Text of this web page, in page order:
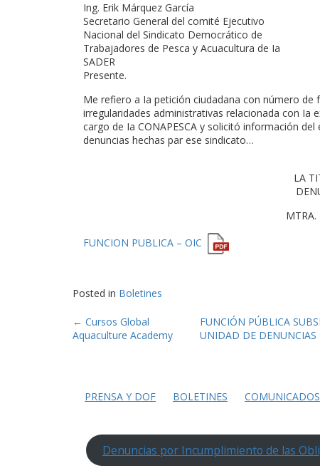
Ing. Erik Márquez García
Secretario General del comité Ejecutivo
Nacional del Sindicato Democrático de
Trabajadores de Pesca y Acuacultura de Ia
SADER
Presente.
Me refiero a Ia petición ciudadana con número
irregularidades administrativas relacionada con Ia
cargo de Ia CONAPESCA y solicitó información
denuncias hechas par ese sindicato…
LA
MTRA.
FUNCION PUBLICA – OIC
Posted in Boletines
Post
navigation
← Cursos Global
Aquaculture Academy
FUNCIÓN PÚBLICA
UNIDAD DE DENUNCIAS
PRENSA Y DOF BOLETINES COMUNICADOS
Denuncias por Incumplimiento de las